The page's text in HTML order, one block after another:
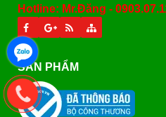
Hotline: Mr.Đăng -
SẢN PHẨM